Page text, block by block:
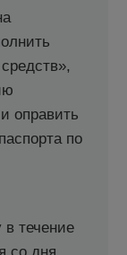
оправить
по
в течение